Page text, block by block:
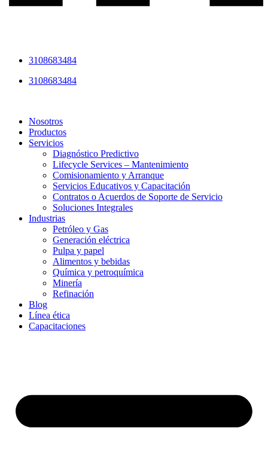
3108683484
3108683484
Nosotros
Productos
Servicios
Diagnóstico Predictivo
Lifecycle Services – Mantenimiento
Comisionamiento y Arranque
Servicios Educativos y Capacitación
Contratos o Acuerdos de Soporte de Servicio
Soluciones Integrales
Industrias
Petróleo y Gas
Generación eléctrica
Pulpa y papel
Alimentos y bebidas
Química y petroquímica
Minería
Refinación
Blog
Línea ética
Capacitaciones